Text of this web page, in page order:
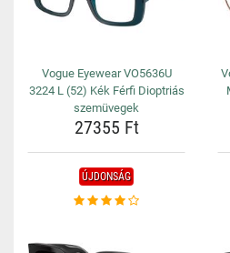
Vogue Eyewear VO5636U
3224 L (52) Kék Férfi Dioptriás
szemüvegek
27355 Ft
ÚJDONSÁG